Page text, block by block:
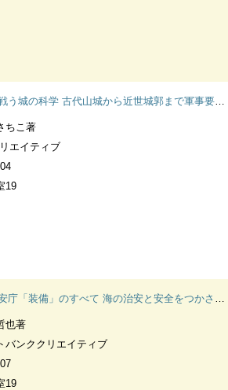
学 古代山城から近世城郭まで軍事要塞たる城の構造と攻防のすべて サイエンス・アイ新書 SIS-329 科学
ちこ著
エイティブ
19
」のすべて 海の治安と安全をつかさどる警備隊の実力に迫る サイエンス・アイ新書 SIS-249 科学
也著
バンククリエイティブ
19